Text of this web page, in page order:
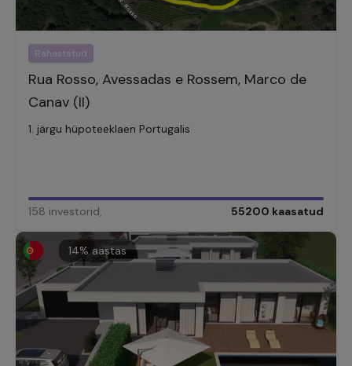
Rahastatud
Rua Rosso, Avessadas e Rossem, Marco de
Canav (II)
1. järgu hüpoteeklaen Portugalis
158 investorid, 55200 kaasatud
14% aastas